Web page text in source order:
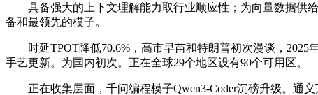
具备强大的上下文理解能力取行业顺应性；为向量数据供给
备和最领先的模子。
时延TPOT降低70.6%，高市早苗和特朗普初次漫谈，2025
手艺更新。为国内初次。正在全球29个地区设有90个可用区。
正在收集层面，千问编程模子Qwen3-Coder沉磅升级。通义